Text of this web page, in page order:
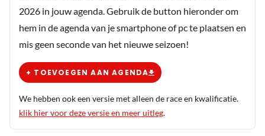
2026 in jouw agenda. Gebruik de button hieronder om
hem in de agenda van je smartphone of pc te plaatsen en
mis geen seconde van het nieuwe seizoen!
+ TOEVOEGEN AAN AGENDA
We hebben ook een versie met alleen de race en kwalificatie.
klik hier voor deze versie en meer uitleg.